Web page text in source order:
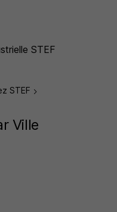
STEF
STEF
Ville